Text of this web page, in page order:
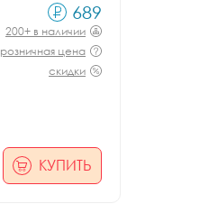
689
200+ в наличии
розничная цена
скидки
КУПИТЬ